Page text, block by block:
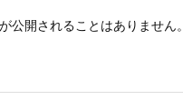
公開されることはありません。